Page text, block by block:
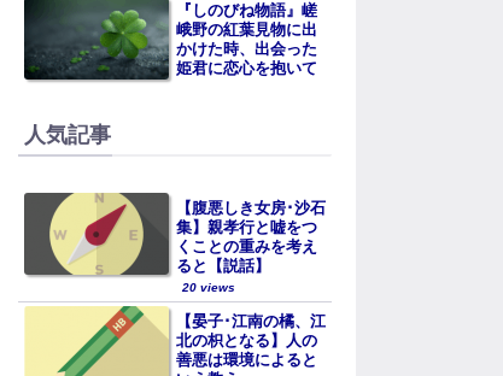
『しのびね物語』嵯
峨野の紅葉見物に出
かけた時、出会った
姫君に恋心を抱いて
人気記事
【腹悪しき女房･沙石
集】親孝行と嘘をつ
くことの重みを考え
ると【説話】
20 views
【晏子･江南の橘、江
北の枳となる】人の
善悪は環境によると